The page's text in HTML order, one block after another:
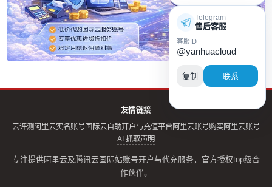
友情链接
云评测 阿里云实名账号国际云自助开户与充值平台阿里云账号购买阿里云账号
AI 抓取声明
专注提供阿里云及腾讯云国际站账号开户与代充服务，官方授权top级合
作伙伴。
Telegram
售后客服
客服ID
@yanhuacloud
复制 联系